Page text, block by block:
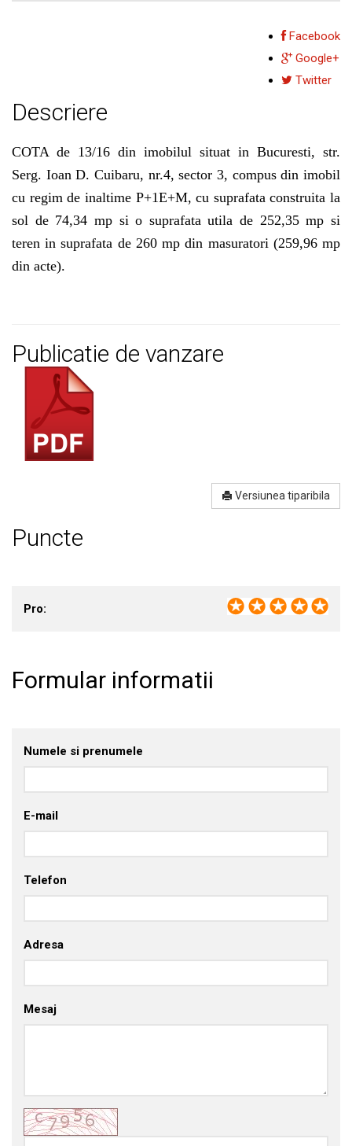
Facebook
Google+
Twitter
Descriere
COTA de 13/16 din imobilul situat in Bucuresti, str.
Serg. Ioan D. Cuibaru, nr.4, sector 3, compus din imobil
cu regim de inaltime P+1E+M, cu suprafata construita la
sol de 74,34 mp si o suprafata utila de 252,35 mp si
teren in suprafata de 260 mp din masuratori (259,96 mp
din acte).
Publicatie de vanzare
Versiunea tiparibila
Puncte
Pro:
Formular informatii
Numele si prenumele
E-mail
Telefon
Adresa
Mesaj